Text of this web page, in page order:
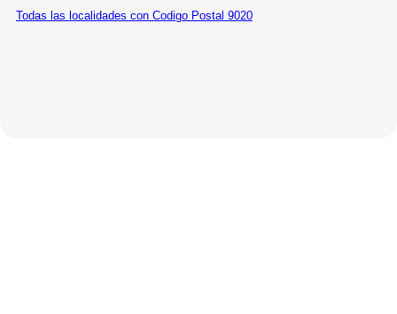
Todas las localidades con Codigo Postal 9020